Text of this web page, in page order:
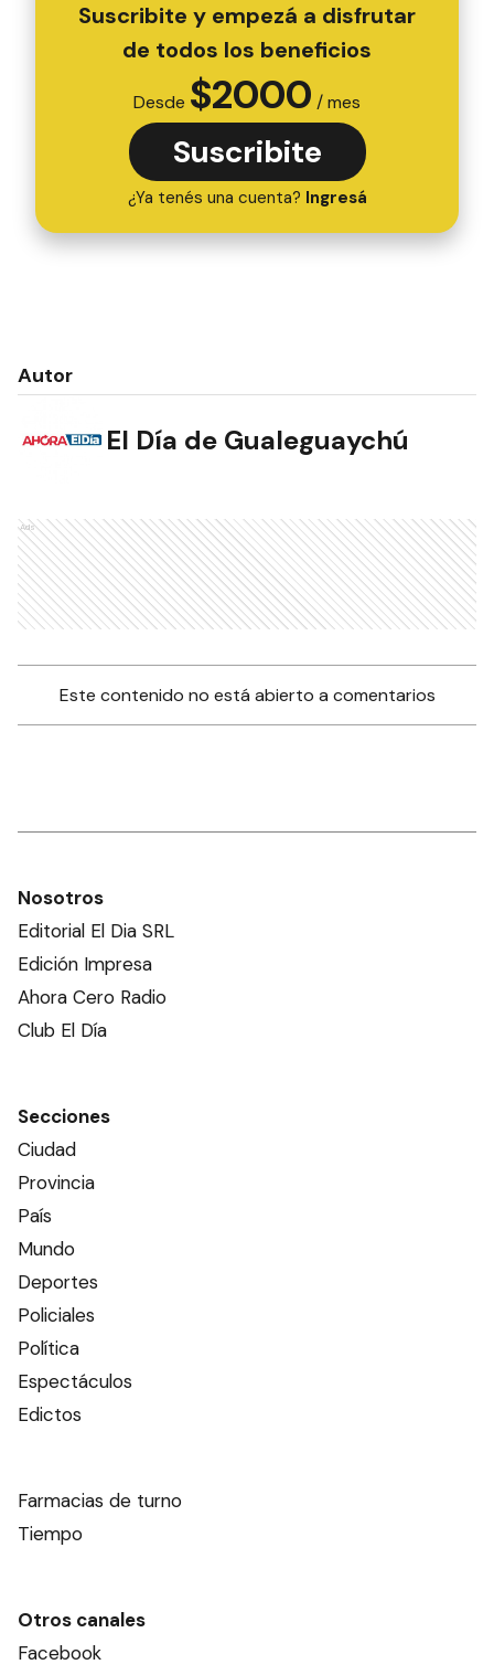
Suscribite y empezá a disfrutar
de todos los beneficios
Desde $2000 / mes
Suscribite
¿Ya tenés una cuenta? Ingresá
Autor
El Día de Gualeguaychú
Ads
Este contenido no está abierto a comentarios
Nosotros
Editorial El Dia SRL
Edición Impresa
Ahora Cero Radio
Club El Día
Secciones
Ciudad
Provincia
País
Mundo
Deportes
Policiales
Política
Espectáculos
Edictos
Farmacias de turno
Tiempo
Otros canales
Facebook